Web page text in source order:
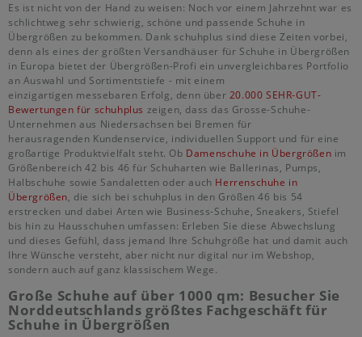
Es ist nicht von der Hand zu weisen: Noch vor einem Jahrzehnt war es
schlichtweg sehr schwierig, schöne und passende Schuhe in
Übergrößen zu bekommen. Dank schuhplus sind diese Zeiten vorbei,
denn als eines der größten Versandhäuser für Schuhe in Übergrößen
in Europa bietet der Übergrößen-Profi ein unvergleichbares Portfolio
an Auswahl und Sortimentstiefe - mit einem
einzigartigen messebaren Erfolg, denn über 20.000 SEHR-GUT-
Bewertungen für schuhplus zeigen, dass das Grosse-Schuhe-
Unternehmen aus Niedersachsen bei Bremen für
herausragenden Kundenservice, individuellen Support und für eine
großartige Produktvielfalt steht. Ob Damenschuhe in Übergrößen im
Größenbereich 42 bis 46 für Schuharten wie Ballerinas, Pumps,
Halbschuhe sowie Sandaletten oder auch Herrenschuhe in
Übergrößen, die sich bei schuhplus in den Größen 46 bis 54
erstrecken und dabei Arten wie Business-Schuhe, Sneakers, Stiefel
bis hin zu Hausschuhen umfassen: Erleben Sie diese Abwechslung
und dieses Gefühl, dass jemand Ihre Schuhgröße hat und damit auch
Ihre Wünsche versteht, aber nicht nur digital nur im Webshop,
sondern auch auf ganz klassischem Wege.
Große Schuhe auf über 1000 qm: Besucher Sie
Norddeutschlands größtes Fachgeschäft für
Schuhe in Übergrößen